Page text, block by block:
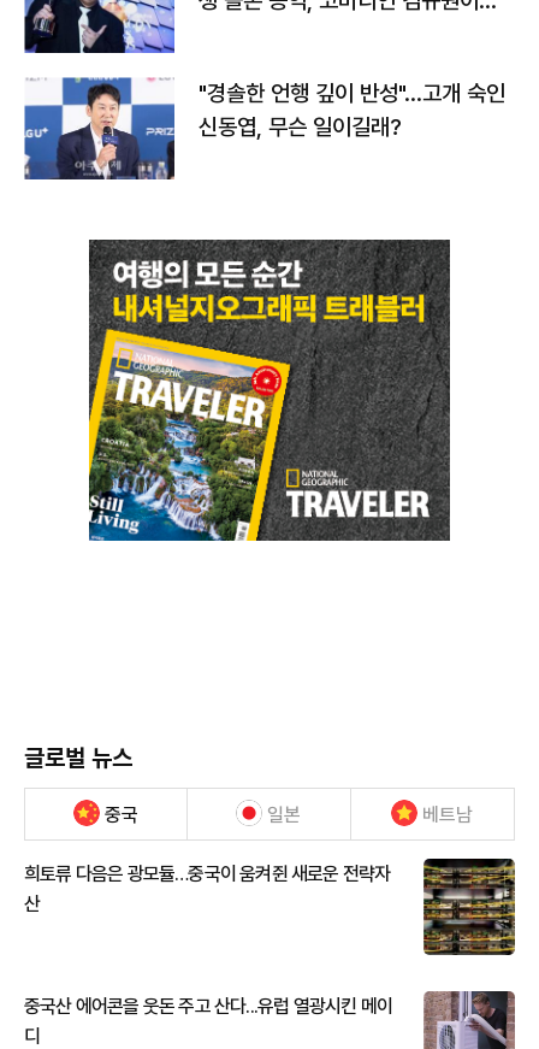
"경솔한 언행 깊이 반성"…고개 숙인
신동엽, 무슨 일이길래?
글로벌 뉴스
중국 일본 베트남
희토류 다음은 광모듈…중국이 움켜쥔 새로운 전략자
산
중국산 에어콘을 웃돈 주고 산다...유럽 열광시킨 메이
디